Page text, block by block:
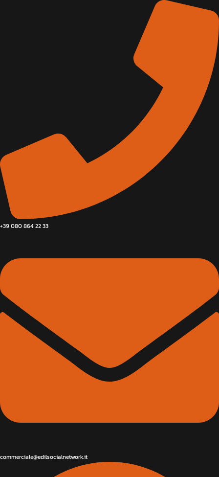
+39 080 864 22 33
commerciale@edilsocialnetwork.it